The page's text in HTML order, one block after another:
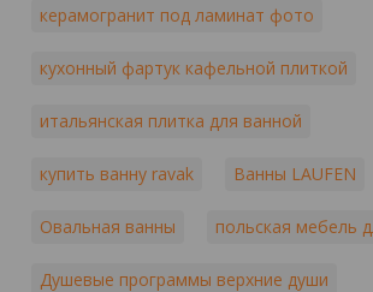
керамогранит под ламинат фото
кухонный фартук кафельной плиткой
итальянская плитка для ванной
купить ванну ravak Ванны LAUFEN
Овальная ванны польская мебель
Душевые программы верхние души